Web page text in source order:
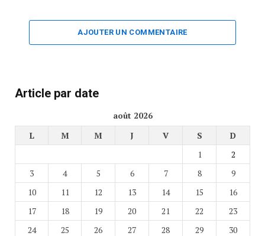
AJOUTER UN COMMENTAIRE
Article par date
août 2026
L
M M J V S
D
1
2
3
4 5 6 7 8
9
10
11 12 13 14 15
16
17
18 19 20 21 22
23
24
25 26 27 28 29
30